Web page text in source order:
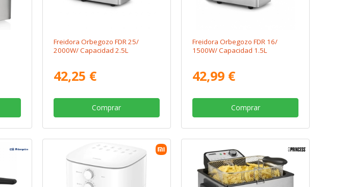
Freidora Orbegozo FDR 25/
2000W/ Capacidad 2.5L
42,25 €
Comprar
Freidora Orbegozo FDR 16/
1500W/ Capacidad 1.5L
42,99 €
Comprar